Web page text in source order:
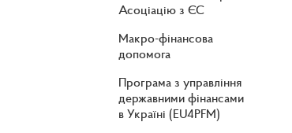
Асоціацію з ЄС
Макро-фінансова
допомога
Програма з управління
державними фінансами
в Україні (EU4PFM)